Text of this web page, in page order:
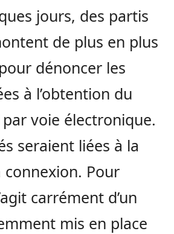
jours, des partis
de plus en plus
dénoncer les
à l’obtention du
voie électronique.
seraient liées à la
Pour
carrément d’un
mis en place